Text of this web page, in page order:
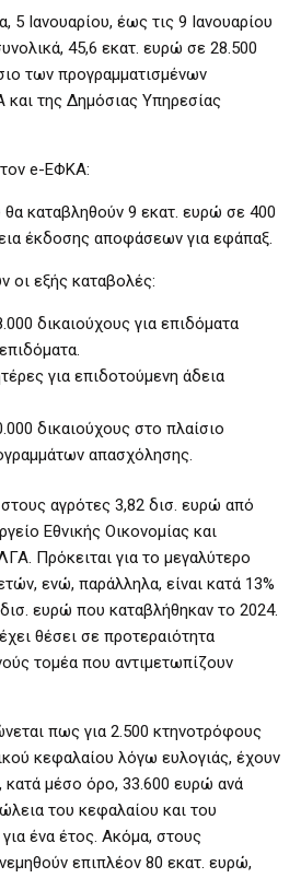
5 Ιανουαρίου, έως τις 9 Ιανουαρίου
45,6 εκατ. ευρώ σε 28.500
των προγραμματισμένων
της Δημόσιας Υπηρεσίας
e-ΕΦΚΑ:
θα καταβληθούν 9 εκατ. ευρώ σε 400
έκδοσης αποφάσεων για εφάπαξ.
οι εξής καταβολές:
δικαιούχους για επιδόματα
για επιδοτούμενη άδεια
δικαιούχους στο πλαίσιο
απασχόλησης.
αγρότες 3,82 δισ. ευρώ από
Εθνικής Οικονομίας και
Πρόκειται για το μεγαλύτερο
ενώ, παράλληλα, είναι κατά 13%
ευρώ που καταβλήθηκαν το 2024.
θέσει σε προτεραιότητα
τομέα που αντιμετωπίζουν
πως για 2.500 κτηνοτρόφους
κεφαλαίου λόγω ευλογιάς, έχουν
μέσο όρο, 33.600 ευρώ ανά
του κεφαλαίου και του
ένα έτος. Ακόμα, στους
επιπλέον 80 εκατ. ευρώ,